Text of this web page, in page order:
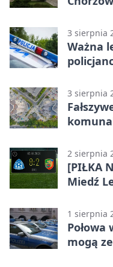
3 sierpnia
Ważna
3 sierpnia
2 sierpnia
[PIŁKA
Miedź
1 sierpnia
Połowa
mogą